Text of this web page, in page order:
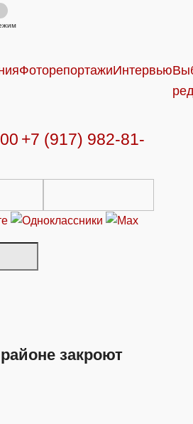
ФоторепортажиИнтервью
+7 (917) 982-81-
закроют